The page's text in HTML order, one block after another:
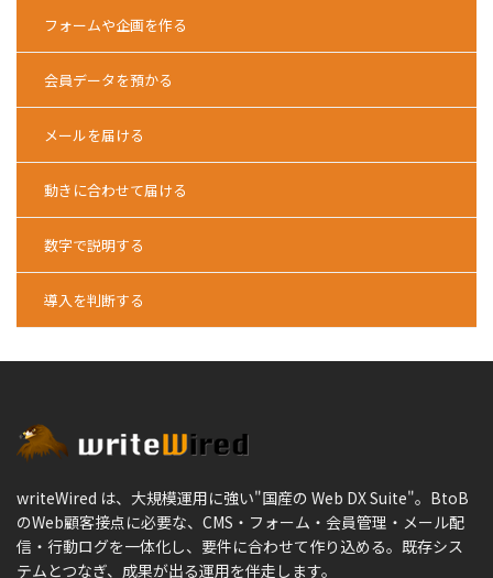
フォームや企画を作る
会員データを預かる
メールを届ける
動きに合わせて届ける
数字で説明する
導入を判断する
writeWired は、大規模運用に強い"国産の Web DX Suite"。BtoB
のWeb顧客接点に必要な、CMS・フォーム・会員管理・メール配
信・行動ログを一体化し、要件に合わせて作り込める。既存シス
テムとつなぎ、成果が出る運用を伴走します。